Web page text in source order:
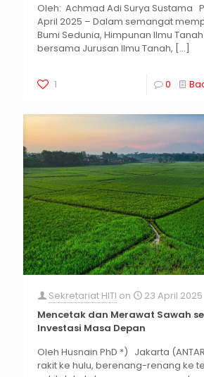
Oleh: Achmad Adi Surya Sustama
April 2025 – Dalam semangat
Bumi Sedunia, Himpunan Ilmu
bersama Jurusan Ilmu Tanah, […]
1 0
Sekretariat HITI on
23 April 2025
Mencetak dan Merawat Sawah
Investasi Masa Depan
Oleh Husnain PhD *) Jakarta
rakit ke hulu, berenang-renang ke